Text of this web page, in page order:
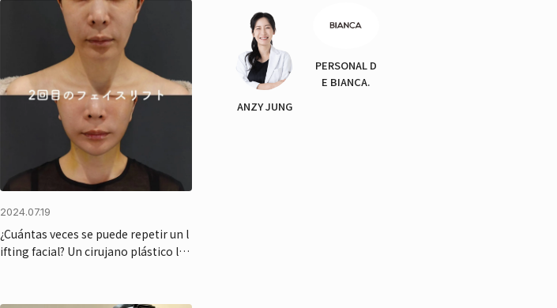
2024.07.19
¿Cuántas veces se puede repetir un l
ifting facial? Un cirujano plástico lo
ANZY JUNG
PERSONAL D
E BIANCA.